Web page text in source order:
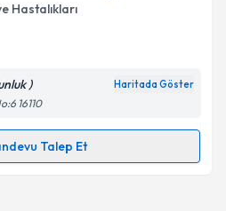
Hastalıkları
) Haritada Göster
16110
Talep Et
Talebi